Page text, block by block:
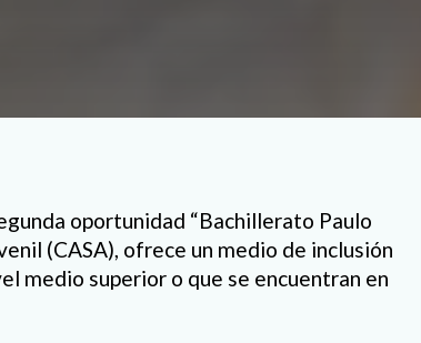
oportunidad “Bachillerato Paulo
(CASA), ofrece un medio de inclusión
medio superior o que se encuentran en